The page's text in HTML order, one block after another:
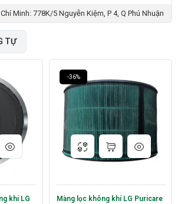
Minh: 778K/5 Nguyễn Kiệm, P 4, Q Phú Nhuận
TỰ
khí LG
-36%
Màng lọc không khí LG Puricare